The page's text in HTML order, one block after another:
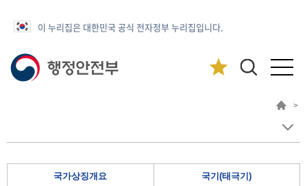
이 누리집은 대한민국 공식 전자정부 누리집입니다.
>
국가상징개요 국기(태극기)